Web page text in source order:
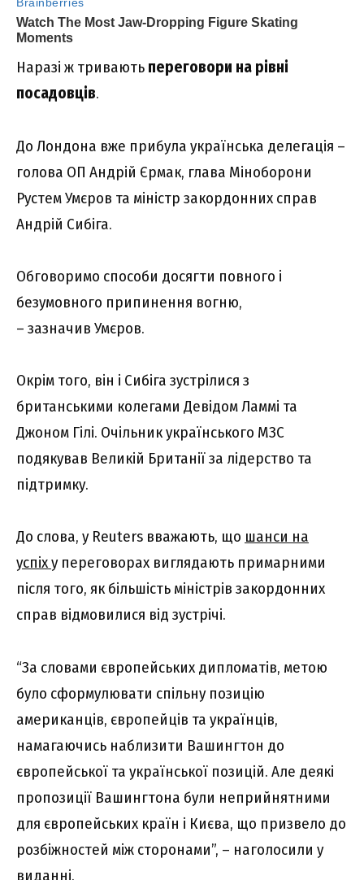
Наразі ж тривають переговори на рівні
посадовців.
До Лондона вже прибула українська делегація –
голова ОП Андрій Єрмак, глава Міноборони
Рустем Умєров та міністр закордонних справ
Андрій Сибіга.
Обговоримо способи досягти повного і
безумовного припинення вогню,
– зазначив Умєров.
Окрім того, він і Сибіга зустрілися з
британськими колегами Девідом Ламмі та
Джоном Гілі. Очільник українського МЗС
подякував Великій Британії за лідерство та
підтримку.
До слова, у Reuters вважають, що шанси на
успіху переговорах виглядають примарними
після того, як більшість міністрів закордонних
справ відмовилися від зустрічі.
“За словами європейських дипломатів, метою
було сформулювати спільну позицію
американців, європейців та українців,
намагаючись наблизити Вашингтон до
європейської та української позицій. Але деякі
пропозиції Вашингтона були неприйнятними
для європейських країн і Києва, що призвело до
розбіжностей між сторонами”, – наголосили у
виданні.